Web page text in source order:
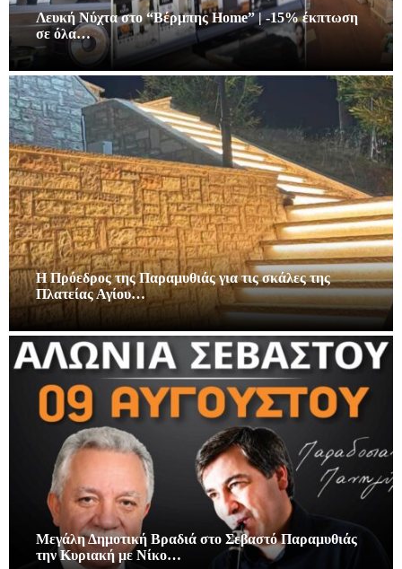
Λευκή Νύχτα στο “Βέρμπης Home” | -15% έκπτωση
σε όλα…
Η Πρόεδρος της Παραμυθιάς για τις σκάλες της
Πλατείας Αγίου…
Μεγάλη Δημοτική Βραδιά στο Σεβαστό Παραμυθιάς
την Κυριακή με Νίκο…